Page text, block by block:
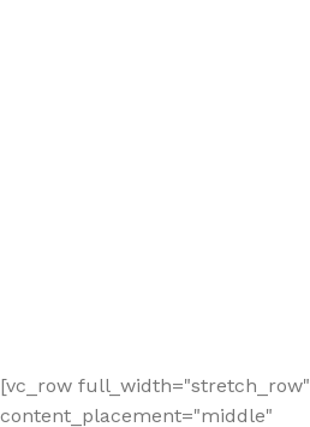
[vc_row full_width="stretch_row"
content_placement="middle"